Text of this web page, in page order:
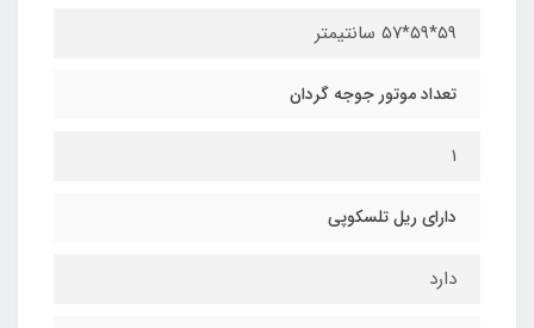
۵۹*۵۹*۵۷ سانتیمتر
تعداد موتور جوجه گردان
1
دارای ریل تلسکوپی
دارد